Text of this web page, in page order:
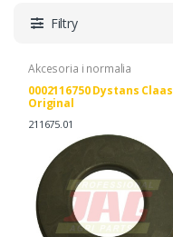
Filtry
Akcesoria i normalia
0002116750 Dystans Claas
Original
211675.01